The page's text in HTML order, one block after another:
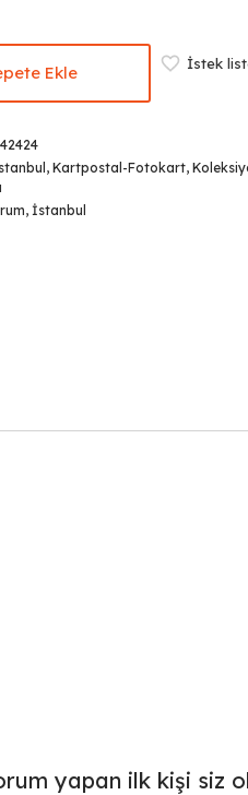
Ekle İstek
, Kartpostal-Fotokart,
, İstanbul
yapan ilk kişi siz